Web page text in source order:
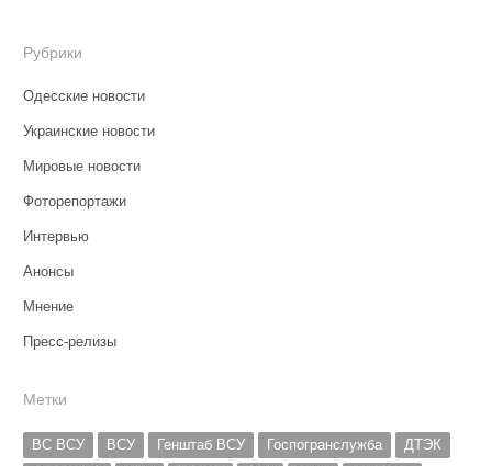
Рубрики
Одесские новости
Украинские новости
Мировые новости
Фоторепортажи
Интервью
Анонсы
Мнение
Пресс-релизы
Метки
ВС ВСУ ВСУ Генштаб ВСУ Госпогранслужба
ДТЭК